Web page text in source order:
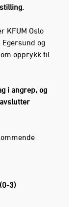
KFUM Oslo
og
opprykk til
i angrep, og
3)